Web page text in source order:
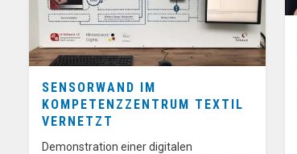
SENSORWAND IM
KOMPETENZZENTRUM TEXTIL
VERNETZT
Demonstration einer digitalen